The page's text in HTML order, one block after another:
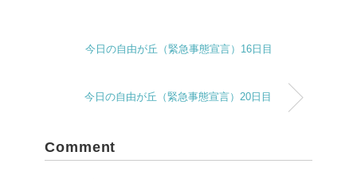
今日の自由が丘（緊急事態宣言）16日目
今日の自由が丘（緊急事態宣言）20日目
Comment